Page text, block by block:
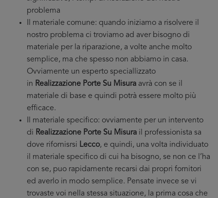
problema
Il materiale comune: quando iniziamo a risolvere il
nostro problema ci troviamo ad aver bisogno di
materiale per la riparazione, a volte anche molto
semplice, ma che spesso non abbiamo in casa.
Ovviamente un esperto speciallizzato
in Realizzazione Porte Su Misura avrà con se il
materiale di base e quindi potrà essere molto più
efficace.
Il materiale specifico: ovviamente per un intervento
di Realizzazione Porte Su Misura il professionista sa
dove rifornisrsi Lecco, e quindi, una volta individuato
il materiale specifico di cui ha bisogno, se non ce l’ha
con se, puo rapidamente recarsi dai propri fornitori
ed averlo in modo semplice. Pensate invece se vi
trovaste voi nella stessa situazione, la prima cosa che